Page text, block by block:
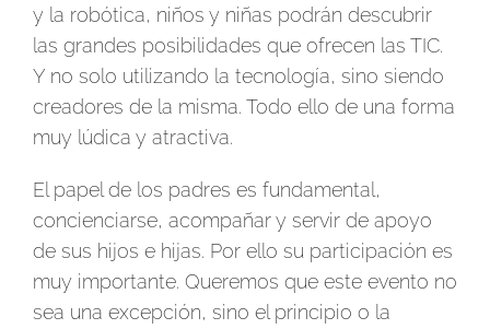
y la robótica, niños y niñas podrán descubrir
las grandes posibilidades que ofrecen las TIC.
Y no solo utilizando la tecnología, sino siendo
creadores de la misma. Todo ello de una forma
muy lúdica y atractiva.
El papel de los padres es fundamental,
concienciarse, acompañar y servir de apoyo
de sus hijos e hijas. Por ello su participación es
muy importante. Queremos que este evento no
sea una excepción, sino el principio o la